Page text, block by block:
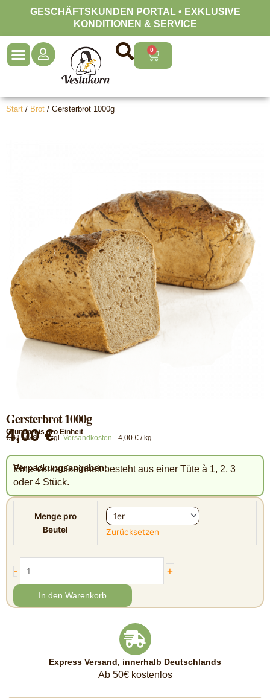
GESCHÄFTSKUNDEN PORTAL • EXKLUSIVE
KONDITIONEN & SERVICE
0
Warenkorb
Start / Brot / Gersterbrot 1000g
Gersterbrot 1000g
Grundpreis pro Einheit
4,00 €
exkl. MwSt.– zzgl. Versandkosten –4,00 € / kg
Verpackungsangaben:
Eine Verkaufseinheit besteht aus einer Tüte à 1, 2, 3
oder 4 Stück.
Menge pro
Beutel
Zurücksetzen
-
Gersterbrot
1000g
Menge
+
In den Warenkorb
Express Versand, innerhalb Deutschlands
Ab 50€ kostenlos